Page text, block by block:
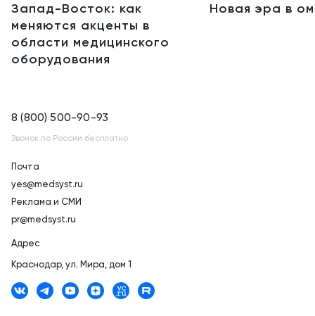
Запад-Восток: как
меняются акценты в
области медицинского
оборудования
Новая эра в
8 (800) 500-90-93
Звонок по России бесплатно
Почта
yes@medsyst.ru
Реклама и СМИ
pr@medsyst.ru
Адрес
Краснодар, ул. Мира, дом 1